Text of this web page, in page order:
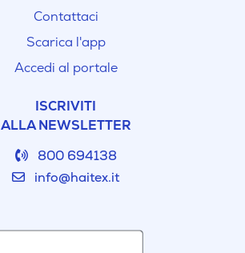
Contattaci
Scarica l'app
Accedi al portale
ISCRIVITI
ALLA NEWSLETTER
800 694138
info@haitex.it